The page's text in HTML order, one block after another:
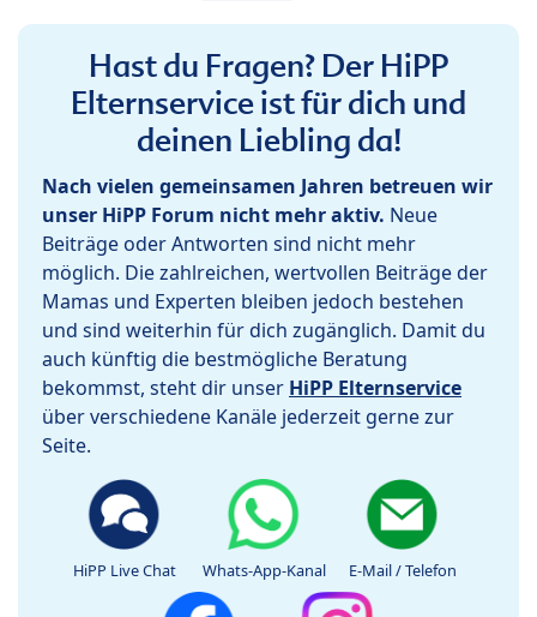
Hast du Fragen? Der HiPP
Elternservice ist für dich und
deinen Liebling da!
Nach vielen gemeinsamen Jahren betreuen wir
unser HiPP Forum nicht mehr aktiv. Neue
Beiträge oder Antworten sind nicht mehr
möglich. Die zahlreichen, wertvollen Beiträge der
Mamas und Experten bleiben jedoch bestehen
und sind weiterhin für dich zugänglich. Damit du
auch künftig die bestmögliche Beratung
bekommst, steht dir unser HiPP Elternservice
über verschiedene Kanäle jederzeit gerne zur
Seite.
HiPP Live Chat Whats-App-Kanal E-Mail / Telefon